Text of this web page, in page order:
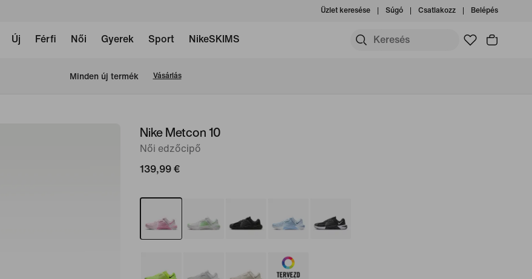
Üzlet keresése Súgó Csatlakozz Belépés
Új Férfi Női Gyerek Sport NikeSKIMS
Minden új termék Vásárlás
Nike Metcon 10
Női edzőcipő
139,99 €